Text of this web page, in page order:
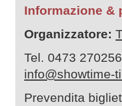
Informazione &
Organizzatore:
Tel. 0473 270256
info@showtime-
Prevendita